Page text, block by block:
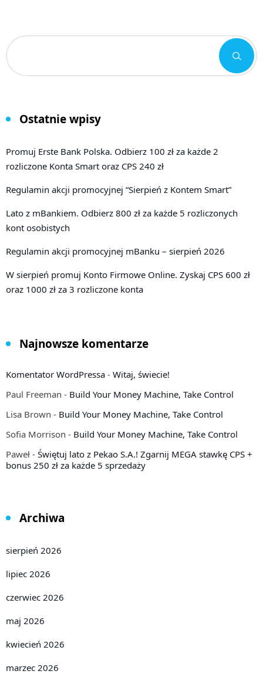
Ostatnie wpisy
Promuj Erste Bank Polska. Odbierz 100 zł za każde 2
rozliczone Konta Smart oraz CPS 240 zł
Regulamin akcji promocyjnej “Sierpień z Kontem Smart”
Lato z mBankiem. Odbierz 800 zł za każde 5 rozliczonych
kont osobistych
Regulamin akcji promocyjnej mBanku – sierpień 2026
W sierpień promuj Konto Firmowe Online. Zyskaj CPS 600 zł
oraz 1000 zł za 3 rozliczone konta
Najnowsze komentarze
Komentator WordPressa - Witaj, świecie!
Paul Freeman - Build Your Money Machine, Take Control
Lisa Brown - Build Your Money Machine, Take Control
Sofia Morrison - Build Your Money Machine, Take Control
Paweł - Świętuj lato z Pekao S.A.! Zgarnij MEGA stawkę CPS +
bonus 250 zł za każde 5 sprzedaży
Archiwa
sierpień 2026
lipiec 2026
czerwiec 2026
maj 2026
kwiecień 2026
marzec 2026